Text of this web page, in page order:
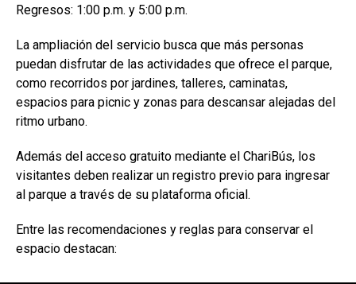
Regresos: 1:00 p.m. y 5:00 p.m.
La ampliación del servicio busca que más personas
puedan disfrutar de las actividades que ofrece el parque,
como recorridos por jardines, talleres, caminatas,
espacios para picnic y zonas para descansar alejadas del
ritmo urbano.
Además del acceso gratuito mediante el ChariBús, los
visitantes deben realizar un registro previo para ingresar
al parque a través de su plataforma oficial.
Entre las recomendaciones y reglas para conservar el
espacio destacan: